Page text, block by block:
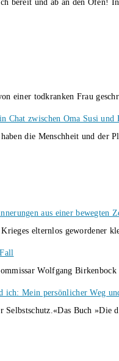
bereit und ab an den Ofen!
einer todkranken Frau
Chat zwischen Oma Susi
die Menschheit und
aus einer bewegten
elternlos gewordener
Wolfgang
ich: Mein persönlicher Weg
Selbstschutz.«Das Buch